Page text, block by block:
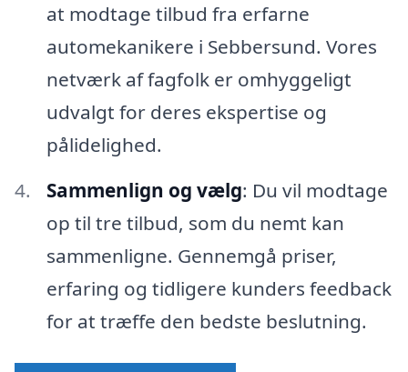
at modtage tilbud fra erfarne
automekanikere i Sebbersund. Vores
netværk af fagfolk er omhyggeligt
udvalgt for deres ekspertise og
pålidelighed.
Sammenlign og vælg: Du vil modtage
op til tre tilbud, som du nemt kan
sammenligne. Gennemgå priser,
erfaring og tidligere kunders feedback
for at træffe den bedste beslutning.